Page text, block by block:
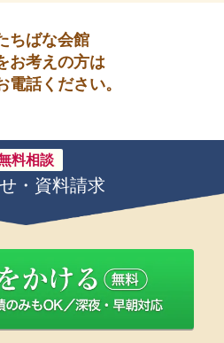
ちばな会館
お考えの方は
電話ください。
料相談
・資料請求